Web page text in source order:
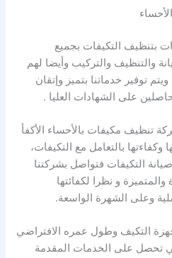
بتنظيف التكيفات بجميع
والتنظيف والتركيب وأيضا لهم
توفير خدماتنا بتميز وإتقان
على الشهادات العليا .
تنظيف مكيفات بالأحساء الأكفأ
وكفاءتها بالتعامل مع التكيفات،
التكيفات فتواصل بشركتنا
و نظرا لكفائتها
وعلى الشهرة الواسعة.
التكيف وطول عمره الافتراضي
تحصل على الخدمات المقدمة